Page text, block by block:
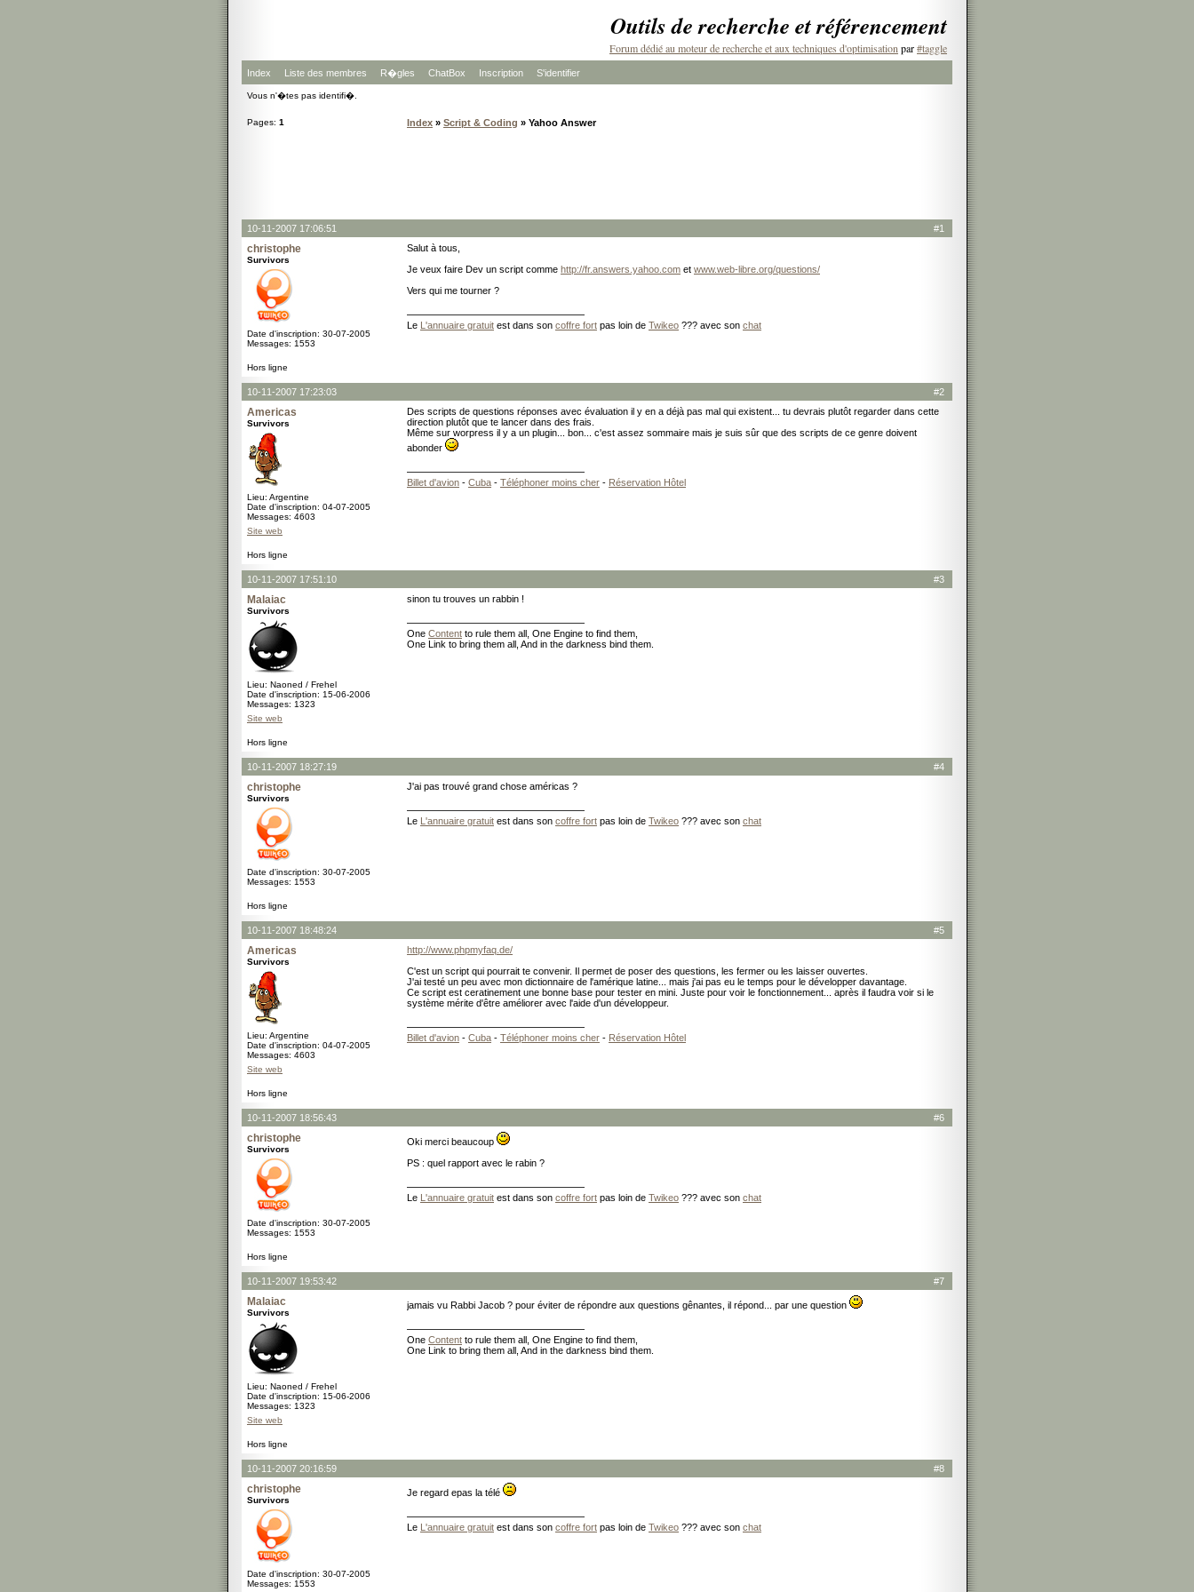
Outils de recherche et référencement
Forum dédié au moteur de recherche et aux techniques d'optimisation par#taggle
Index Liste des membres R�gles ChatBox Inscription S'identifier
Vous n'�tes pas identifi�.
Pages: 1 Index » Script & Coding » Yahoo Answer
#1
10-11-2007 17:06:51
christophe
Survivors
Date d'inscription: 30-07-2005
Messages: 1553
Salut à tous,
Je veux faire Dev un script comme http://fr.answers.yahoo.com et www.web-libre.org/questions/
Vers qui me tourner ?
Le L'annuaire gratuit est dans son coffre fort pas loin de Twikeo ??? avec son chat
Hors ligne
#2
10-11-2007 17:23:03
Americas
Survivors
Lieu: Argentine
Date d'inscription: 04-07-2005
Messages: 4603
Site web
Des scripts de questions réponses avec évaluation il y en a déjà pas mal qui existent... tu devrais plutôt regarder dans cette
direction plutôt que te lancer dans des frais.
Même sur worpress il y a un plugin... bon... c'est assez sommaire mais je suis sûr que des scripts de ce genre doivent
abonder
Billet d'avion - Cuba - Téléphoner moins cher - Réservation Hôtel
Hors ligne
#3
10-11-2007 17:51:10
Malaiac
Survivors
Lieu: Naoned / Frehel
Date d'inscription: 15-06-2006
Messages: 1323
Site web
sinon tu trouves un rabbin !
One Content to rule them all, One Engine to find them,
One Link to bring them all, And in the darkness bind them.
Hors ligne
#4
10-11-2007 18:27:19
christophe
Survivors
Date d'inscription: 30-07-2005
Messages: 1553
J'ai pas trouvé grand chose américas ?
Le L'annuaire gratuit est dans son coffre fort pas loin de Twikeo ??? avec son chat
Hors ligne
#5
10-11-2007 18:48:24
Americas
Survivors
Lieu: Argentine
Date d'inscription: 04-07-2005
Messages: 4603
Site web
http://www.phpmyfaq.de/
C'est un script qui pourrait te convenir. Il permet de poser des questions, les fermer ou les laisser ouvertes.
J'ai testé un peu avec mon dictionnaire de l'amérique latine... mais j'ai pas eu le temps pour le développer davantage.
Ce script est ceratinement une bonne base pour tester en mini. Juste pour voir le fonctionnement... après il faudra voir si le
système mérite d'être améliorer avec l'aide d'un développeur.
Billet d'avion - Cuba - Téléphoner moins cher - Réservation Hôtel
Hors ligne
#6
10-11-2007 18:56:43
christophe
Survivors
Date d'inscription: 30-07-2005
Messages: 1553
Oki merci beaucoup
PS : quel rapport avec le rabin ?
Le L'annuaire gratuit est dans son coffre fort pas loin de Twikeo ??? avec son chat
Hors ligne
#7
10-11-2007 19:53:42
Malaiac
Survivors
Lieu: Naoned / Frehel
Date d'inscription: 15-06-2006
Messages: 1323
Site web
jamais vu Rabbi Jacob ? pour éviter de répondre aux questions gênantes, il répond... par une question
One Content to rule them all, One Engine to find them,
One Link to bring them all, And in the darkness bind them.
Hors ligne
#8
10-11-2007 20:16:59
christophe
Survivors
Date d'inscription: 30-07-2005
Messages: 1553
Je regard epas la télé
Le L'annuaire gratuit est dans son coffre fort pas loin de Twikeo ??? avec son chat